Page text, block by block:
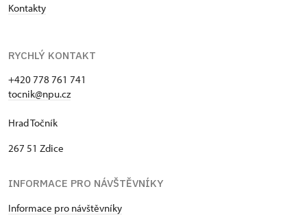
Kontakty
RYCHLÝ KONTAKT
+420 778 761 741
tocnik@npu.cz
Hrad Točník
267 51 Zdice
INFORMACE PRO NÁVŠTĚVNÍKY
Informace pro návštěvníky